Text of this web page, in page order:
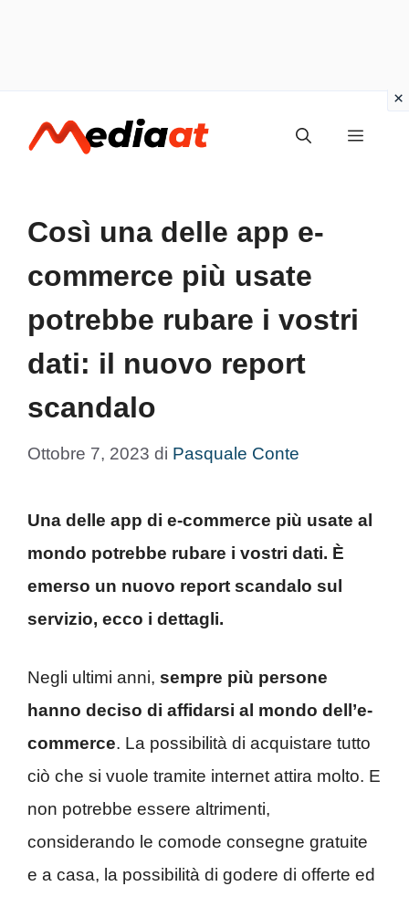
MENU
Così una delle app e-
commerce più usate
potrebbe rubare i vostri
dati: il nuovo report
scandalo
Ottobre 7, 2023 di Pasquale Conte
Una delle app di e-commerce più usate al
mondo potrebbe rubare i vostri dati. È
emerso un nuovo report scandalo sul
servizio, ecco i dettagli.
Negli ultimi anni, sempre più persone
hanno deciso di affidarsi al mondo dell’e-
commerce. La possibilità di acquistare tutto
ciò che si vuole tramite internet attira molto. E
non potrebbe essere altrimenti,
considerando le comode consegne gratuite
e a casa, la possibilità di godere di offerte ed